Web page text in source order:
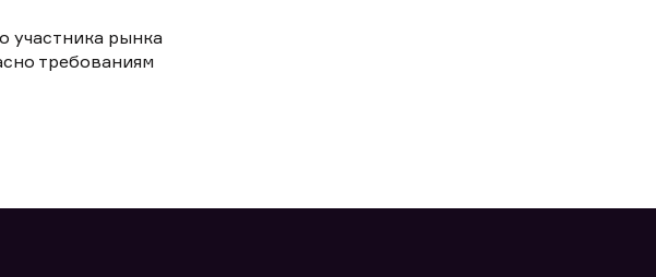
участника рынка
требованиям